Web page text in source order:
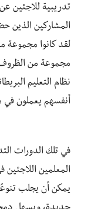
تدريبية للاجئين
المشاركين الذين
لقد كانوا مجموعة
مجموعة من الظروف
نظام التعليم
أنفسهم يعملون في
في تلك الدورات
المعلمين اللاجئين
يمكن أن يجلب